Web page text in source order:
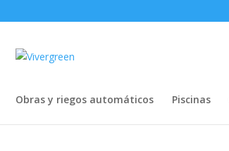
Obras y riegos automáticos Piscinas